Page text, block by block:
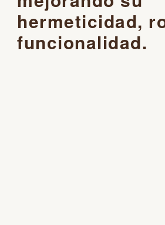
hermeticidad,
funcionalidad.